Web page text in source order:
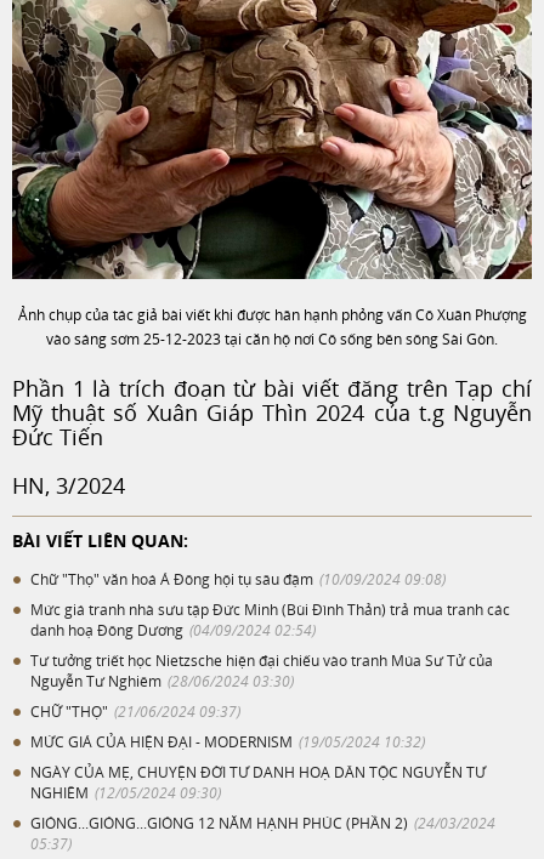
Ảnh chụp của tác giả bài viết khi được hân hạnh phỏng vấn Cô Xuân Phượng
vào sáng sơm 25-12-2023 tại căn hộ nơi Cô sống bên sông Sài Gòn.
Phần 1 là trích đoạn từ bài viết đăng trên Tạp chí
Mỹ thuật số Xuân Giáp Thìn 2024 của t.g Nguyễn
Đức Tiến
HN, 3/2024
BÀI VIẾT LIÊN QUAN:
Chữ "Thọ" văn hoá Á Đông hội tụ sâu đậm (10/09/2024 09:08)
Mức giá tranh nhà sưu tập Đức Minh (Bùi Đình Thản) trả mua tranh các
danh hoạ Đông Dương (04/09/2024 02:54)
Tư tưởng triết học Nietzsche hiện đại chiếu vào tranh Múa Sư Tử của
Nguyễn Tư Nghiêm (28/06/2024 03:30)
CHỮ "THỌ" (21/06/2024 09:37)
MỨC GIÁ CỦA HIỆN ĐẠI - MODERNISM (19/05/2024 10:32)
NGÀY CỦA MẸ, CHUYỆN ĐỜI TƯ DANH HOẠ DÂN TỘC NGUYỄN TƯ
NGHIÊM (12/05/2024 09:30)
GIÓNG...GIÓNG...GIÓNG 12 NĂM HẠNH PHÚC (PHẦN 2) (24/03/2024
05:37)